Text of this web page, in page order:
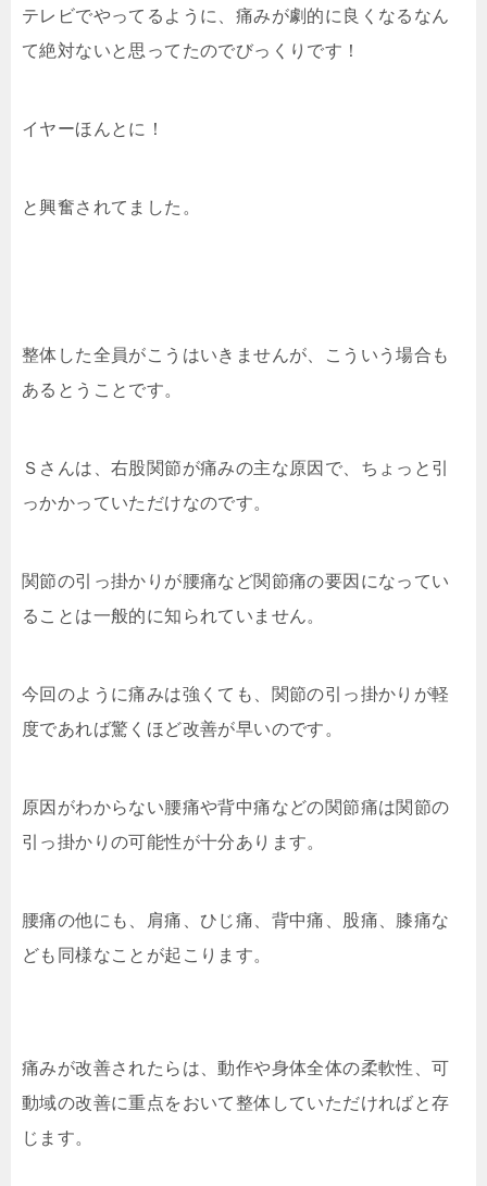
テレビでやってるように、痛みが劇的に良くなるなん
て絶対ないと思ってたのでびっくりです！
イヤーほんとに！
と興奮されてました。
整体した全員がこうはいきませんが、こういう場合も
あるとうことです。
Ｓさんは、右股関節が痛みの主な原因で、ちょっと引
っかかっていただけなのです。
関節の引っ掛かりが腰痛など関節痛の要因になってい
ることは一般的に知られていません。
今回のように痛みは強くても、関節の引っ掛かりが軽
度であれば驚くほど改善が早いのです。
原因がわからない腰痛や背中痛などの関節痛は関節の
引っ掛かりの可能性が十分あります。
腰痛の他にも、肩痛、ひじ痛、背中痛、股痛、膝痛な
ども同様なことが起こります。
痛みが改善されたらは、動作や身体全体の柔軟性、可
動域の改善に重点をおいて整体していただければと存
じます。